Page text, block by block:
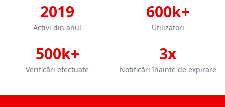
2019
Activi din anul
600k+
Utilizatori
500k+
Verificări efectuate
3x
Notificări înainte de expirare